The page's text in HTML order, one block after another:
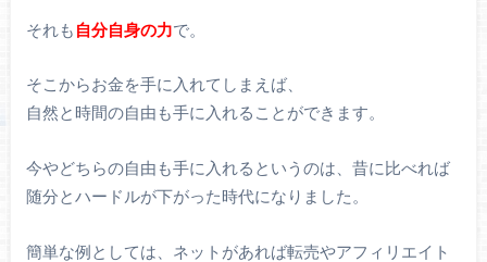
それも 自分自身の力で。
そこからお金を手に入れてしまえば、
自然と時間の自由も手に入れることができます。
今やどちらの自由も手に入れるというのは、昔に比べれば
随分とハードルが下がった時代になりました。
簡単な例としては、ネットがあれば転売やアフィリエイト